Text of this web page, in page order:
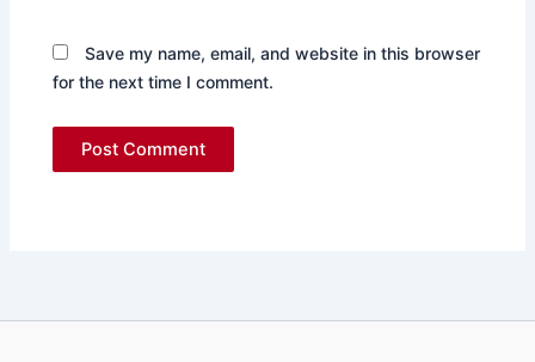
Save my name, email, and website in this browser
for the next time I comment.